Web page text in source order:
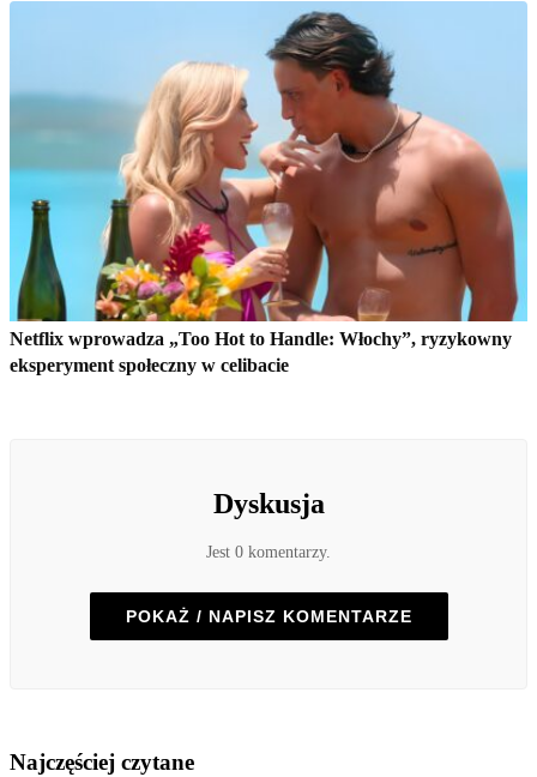
Netflix wprowadza „Too Hot to Handle: Włochy”, ryzykowny
eksperyment społeczny w celibacie
Dyskusja
Jest 0 komentarzy.
POKAŻ / NAPISZ KOMENTARZE
Najczęściej czytane